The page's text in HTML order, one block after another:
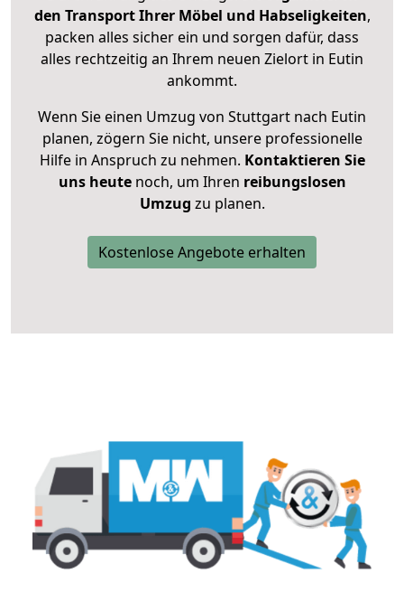
den Transport Ihrer Möbel und Habseligkeiten,
packen alles sicher ein und sorgen dafür, dass
alles rechtzeitig an Ihrem neuen Zielort in Eutin
ankommt.
Wenn Sie einen Umzug von Stuttgart nach Eutin
planen, zögern Sie nicht, unsere professionelle
Hilfe in Anspruch zu nehmen. Kontaktieren Sie
uns heutenoch, um Ihren reibungslosen
Umzug zu planen.
Kostenlose Angebote erhalten